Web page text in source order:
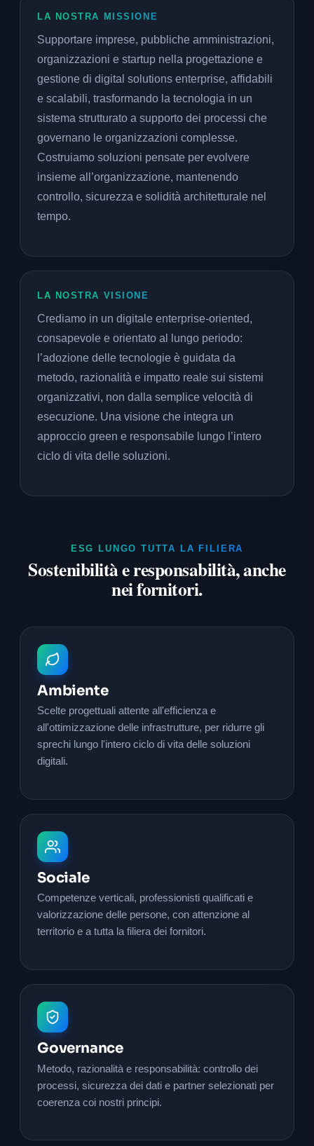
LA NOSTRA MISSIONE
Supportare imprese, pubbliche amministrazioni,
organizzazioni e startup nella progettazione e
gestione di digital solutions enterprise, affidabili
e scalabili, trasformando la tecnologia in un
sistema strutturato a supporto dei processi che
governano le organizzazioni complesse.
Costruiamo soluzioni pensate per evolvere
insieme all’organizzazione, mantenendo
controllo, sicurezza e solidità architetturale nel
tempo.
LA NOSTRA VISIONE
Crediamo in un digitale enterprise-oriented,
consapevole e orientato al lungo periodo:
l’adozione delle tecnologie è guidata da
metodo, razionalità e impatto reale sui sistemi
organizzativi, non dalla semplice velocità di
esecuzione. Una visione che integra un
approccio green e responsabile lungo l’intero
ciclo di vita delle soluzioni.
ESG LUNGO TUTTA LA FILIERA
Sostenibilità e responsabilità, anche
nei fornitori.
Ambiente
Scelte progettuali attente all'efficienza e
all'ottimizzazione delle infrastrutture, per ridurre gli
sprechi lungo l'intero ciclo di vita delle soluzioni
digitali.
Sociale
Competenze verticali, professionisti qualificati e
valorizzazione delle persone, con attenzione al
territorio e a tutta la filiera dei fornitori.
Governance
Metodo, razionalità e responsabilità: controllo dei
processi, sicurezza dei dati e partner selezionati per
coerenza coi nostri principi.